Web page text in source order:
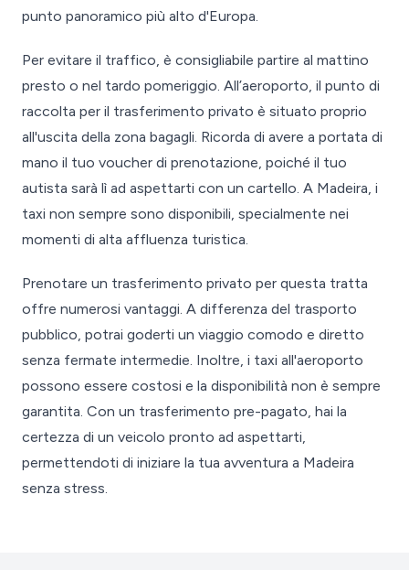
punto panoramico più alto d'Europa.
Per evitare il traffico, è consigliabile partire al mattino
presto o nel tardo pomeriggio. All’aeroporto, il punto di
raccolta per il trasferimento privato è situato proprio
all'uscita della zona bagagli. Ricorda di avere a portata di
mano il tuo voucher di prenotazione, poiché il tuo
autista sarà lì ad aspettarti con un cartello. A Madeira, i
taxi non sempre sono disponibili, specialmente nei
momenti di alta affluenza turistica.
Prenotare un trasferimento privato per questa tratta
offre numerosi vantaggi. A differenza del trasporto
pubblico, potrai goderti un viaggio comodo e diretto
senza fermate intermedie. Inoltre, i taxi all'aeroporto
possono essere costosi e la disponibilità non è sempre
garantita. Con un trasferimento pre-pagato, hai la
certezza di un veicolo pronto ad aspettarti,
permettendoti di iniziare la tua avventura a Madeira
senza stress.